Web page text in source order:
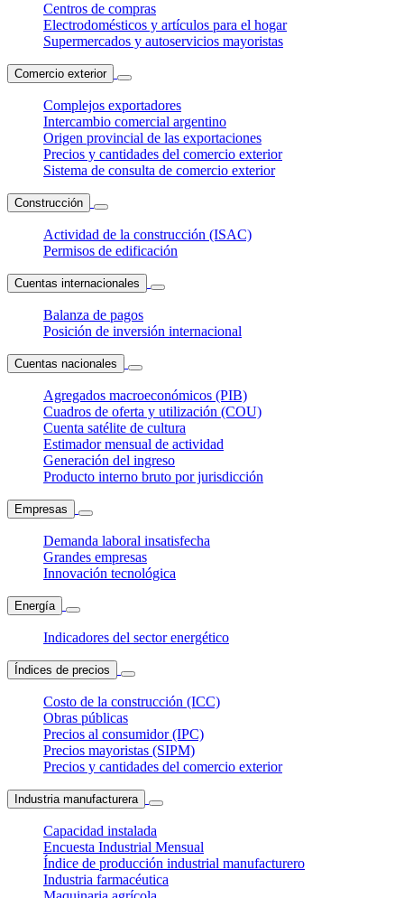
Centros de compras
Electrodomésticos y artículos para el hogar
Supermercados y autoservicios mayoristas
Comercio exterior
Complejos exportadores
Intercambio comercial argentino
Origen provincial de las exportaciones
Precios y cantidades del comercio exterior
Sistema de consulta de comercio exterior
Construcción
Actividad de la construcción (ISAC)
Permisos de edificación
Cuentas internacionales
Balanza de pagos
Posición de inversión internacional
Cuentas nacionales
Agregados macroeconómicos (PIB)
Cuadros de oferta y utilización (COU)
Cuenta satélite de cultura
Estimador mensual de actividad
Generación del ingreso
Producto interno bruto por jurisdicción
Empresas
Demanda laboral insatisfecha
Grandes empresas
Innovación tecnológica
Energía
Indicadores del sector energético
Índices de precios
Costo de la construcción (ICC)
Obras públicas
Precios al consumidor (IPC)
Precios mayoristas (SIPM)
Precios y cantidades del comercio exterior
Industria manufacturera
Capacidad instalada
Encuesta Industrial Mensual
Índice de producción industrial manufacturero
Industria farmacéutica